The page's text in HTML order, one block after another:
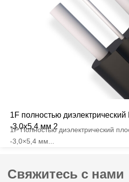
1F полностью
-3,0x5,4 мм 2
1F Полностью диэлектрический
-3,0×5,4 мм...
Свяжитесь с нами